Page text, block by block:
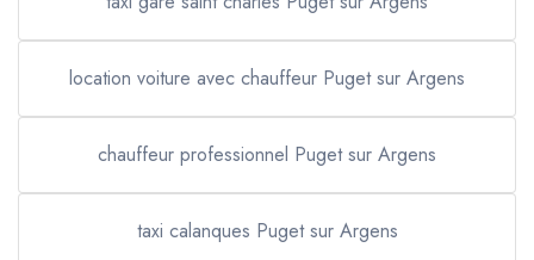
location voiture avec chauffeur Puget sur Argens
chauffeur professionnel Puget sur Argens
taxi calanques Puget sur Argens